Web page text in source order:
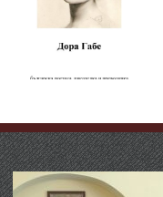
160 години от